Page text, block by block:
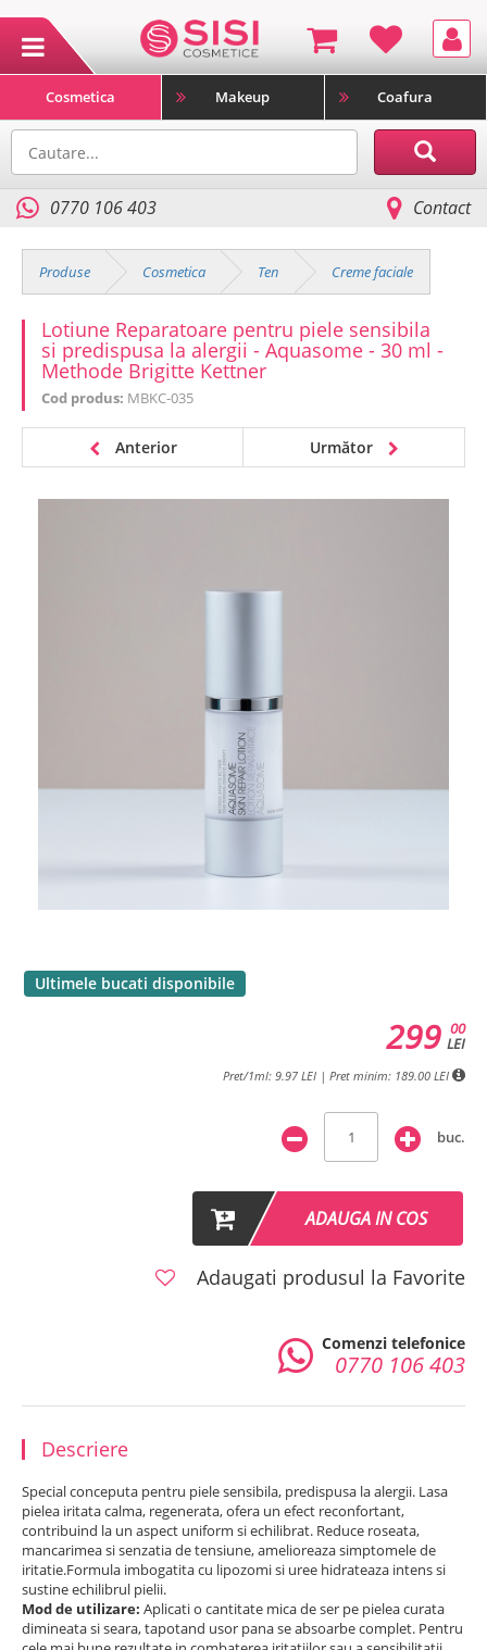
Cosmetica Makeup Coafura
0770 106 403 Contact
Produse Cosmetica Ten Creme faciale
Lotiune Reparatoare pentru piele sensibila
si predispusa la alergii - Aquasome - 30 ml -
Methode Brigitte Kettner
Cod produs: MBKC-035
Anterior Următor
Ultimele bucati disponibile
00
LEI
299
Pret/1ml: 9.97 LEI | Pret minim: 189.00 LEI
buc.
ADAUGA IN COS
Adaugati produsul la Favorite
Comenzi telefonice
0770 106 403
Descriere
Special conceputa pentru piele sensibila, predispusa la alergii. Lasa
pielea iritata calma, regenerata, ofera un efect reconfortant,
contribuind la un aspect uniform si echilibrat. Reduce roseata,
mancarimea si senzatia de tensiune, amelioreaza simptomele de
iritatie.Formula imbogatita cu lipozomi si uree hidrateaza intens si
sustine echilibrul pielii.
Mod de utilizare: Aplicati o cantitate mica de ser pe pielea curata
dimineata si seara, tapotand usor pana se absoarbe complet. Pentru